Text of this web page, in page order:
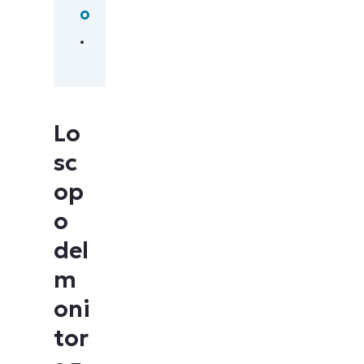
o
.
Lo
sc
op
o
del
m
oni
tor